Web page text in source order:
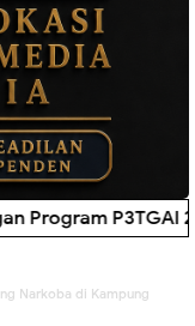
di Banten,
Narkoba di Kampung